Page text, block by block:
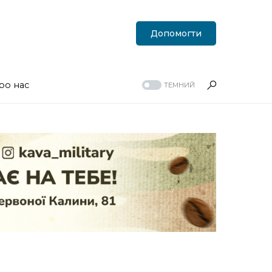
Допомогти
нас ТЕМНИЙ